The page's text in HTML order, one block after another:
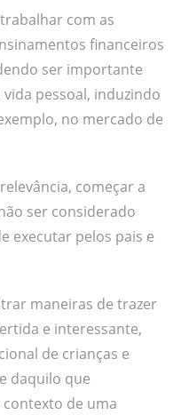
com as
financeiros
ser importante
pessoal, induzindo
no mercado de
começar a
ser considerado
executar pelos pais e
maneiras de trazer
e interessante,
de crianças e
daquilo que
de uma